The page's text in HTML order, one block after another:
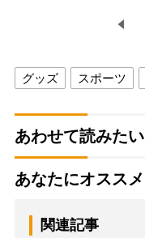
グッズ スポーツ
あわせて読みたい
あなたにオススメ
関連記事